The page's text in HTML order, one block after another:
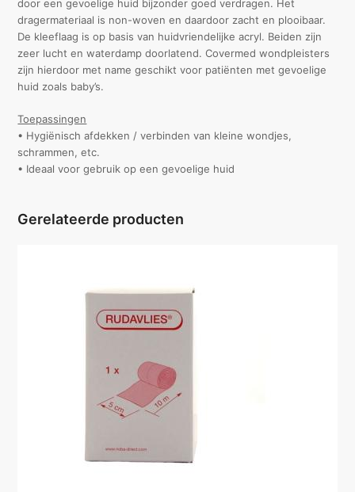
door een gevoelige huid bijzonder goed verdragen. Het
dragermateriaal is non-woven en daardoor zacht en plooibaar.
De kleeflaag is op basis van huidvriendelijke acryl. Beiden zijn
zeer lucht en waterdamp doorlatend. Covermed wondpleisters
zijn hierdoor met name geschikt voor patiënten met gevoelige
huid zoals baby’s.
Toepassingen
• Hygiënisch afdekken / verbinden van kleine wondjes,
schrammen, etc.
• Ideaal voor gebruik op een gevoelige huid
Gerelateerde producten